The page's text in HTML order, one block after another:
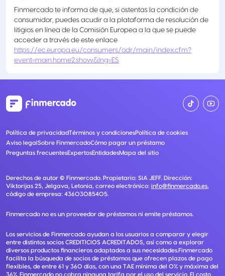
Finmercado te informa de que, si ostentas la condición de
consumidor, puedes acudir a la plataforma de resolución de
litigios en línea de la Comisión Europea a la que se puede
acceder a través de este enlace
https://ec.europa.eu/consumers/odr/main/index.cfm?
event=main.home2.show&lng=ES
Política de privacidadTérminos y condicionesPolítica de cookies
Aviso legalSobre FinmercadoCómo pagar un préstamo
Preguntas frecuentesExpertosEntidadesMapa del sitio
Derechos de autor © Finmercado. Propietario: SIA JEFF. Dirección:
Viktorijas 25, Jelgava, Letonia, correo electrónico: info@finmercado.es,
código de empresa: 43603085405.
Finmercado no es un proveedor de préstamos ni emite préstamos.
Los servicios de Finmercado ayudan a los usuarios a comparar y elegir
entre distintos socios CREDITICIOS ACREDITADOS, así como a explorar
diversos productos financieros adaptados a sus necesidades.Finmercado
facilita la búsqueda de socios de préstamos que ofrecen plazos de pago
flexibles, de entre 61 y 360 días, con una TAE mínima del 0% y máxima del
36%. Finmercado no cobra ninguna tarifa por el uso del servicio. El costo